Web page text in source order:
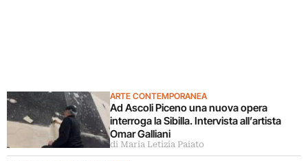
ARTE CONTEMPORANEA
Ad Ascoli Piceno una nuova opera
interroga la Sibilla. Intervista all’artista
Omar Galliani
di Maria Letizia Paiato